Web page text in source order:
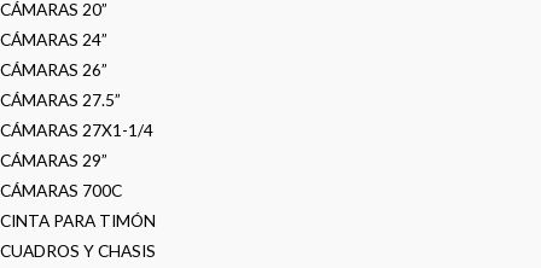
CÁMARAS 20”
CÁMARAS 24”
CÁMARAS 26”
CÁMARAS 27.5”
CÁMARAS 27X1-1/4
CÁMARAS 29”
CÁMARAS 700C
CINTA PARA TIMÓN
CUADROS Y CHASIS